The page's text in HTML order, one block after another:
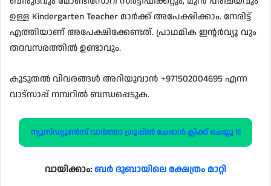
ഉള്ള Kindergarten Teacher മാർക്ക് അപേക്ഷിക്കാം. നേരിട്ട്
എത്തിയാണ് അപേക്ഷിക്കേണ്ടത്. പ്രാഥമിക ഇന്റർവ്യൂ വും
തദവസരത്തിൽ ഉണ്ടാവും.
കൂടുതൽ വിവരങ്ങൾ അറിയുവാൻ +971502004695 എന്ന
വാട്സാപ്പ് നമ്പറിൽ ബന്ധപ്പെടുക.
ന്യൂസ്ഡ്യൂൺസ് വാർത്താ ഗ്രൂപ്പിൽ ചേരാൻ ക്ലിക്ക് ചെയ്യൂ !!!
വായിക്കാം:ബർ ദുബായിലെ ക്ഷേത്രം മാറ്റി